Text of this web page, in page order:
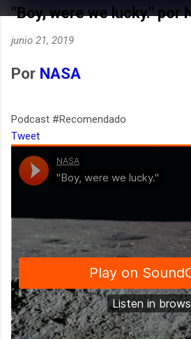
"Boy, were we lucky." por
junio 21, 2019
Por NASA
Podcast #Recomendado
Tweet